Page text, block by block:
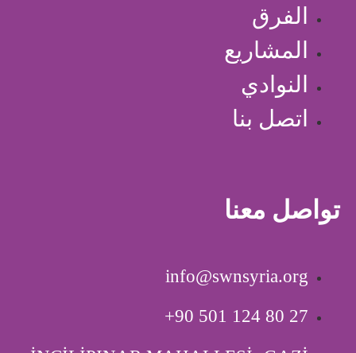
الفرق
المشاريع
النوادي
اتصل بنا
تواصل معنا
info@swnsyria.org
‎+90 501 124 80 27